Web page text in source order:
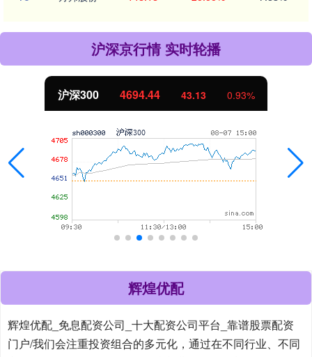
沪深京行情 实时轮播
沪深300 4694.44 43.13 0.93%
辉煌优配
辉煌优配_免息配资公司_十大配资公司平台_靠谱股票配资
门户/我们会注重投资组合的多元化，通过在不同行业、不同